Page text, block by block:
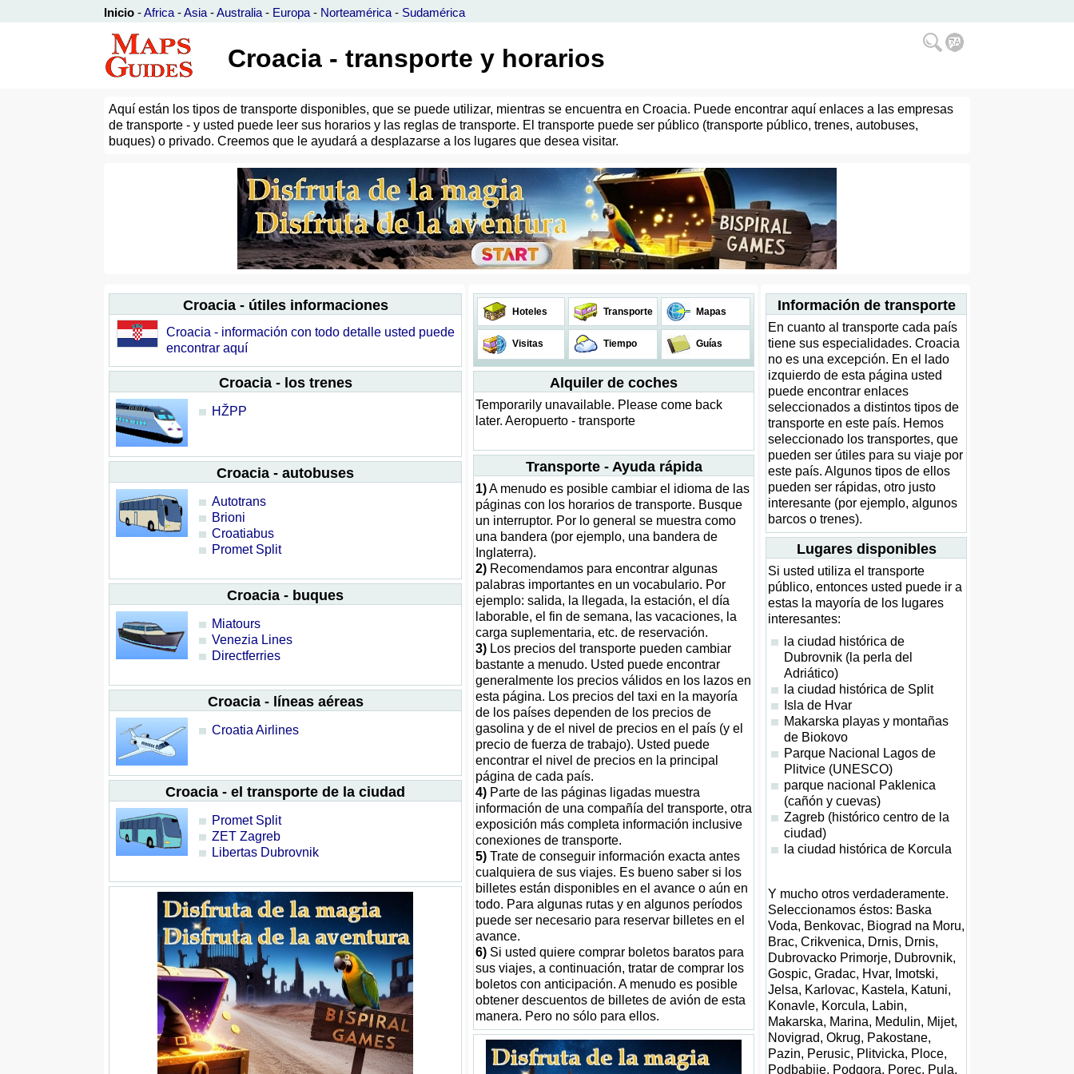
Inicio -Africa -Asia -Australia - Europa - Norteamérica - Sudamérica
Croacia - transporte y horarios
Aquí están los tipos de transporte disponibles, que se puede utilizar, mientras se encuentra en Croacia. Puede encontrar aquí enlaces a las empresas
de transporte - y usted puede leer sus horarios y las reglas de transporte. El transporte puede ser público (transporte público, trenes, autobuses,
buques) o privado. Creemos que le ayudará a desplazarse a los lugares que desea visitar.
Croacia - útiles informaciones
Croacia - información con todo detalle usted puede
encontrar aquí
Croacia - los trenes
HŽPP
Croacia - autobuses
Autotrans
Brioni
Croatiabus
Promet Split
Croacia - buques
Miatours
Venezia Lines
Directferries
Croacia - líneas aéreas
Croatia Airlines
Croacia - el transporte de la ciudad
Promet Split
ZET Zagreb
Libertas Dubrovnik
Hoteles Transporte Mapas
Visitas Tiempo Guías
Alquiler de coches
Temporarily unavailable. Please come back
later. Aeropuerto - transporte
Transporte - Ayuda rápida
1)A menudo es posible cambiar el idioma de las
páginas con los horarios de transporte. Busque
un interruptor. Por lo general se muestra como
una bandera (por ejemplo, una bandera de
Inglaterra).
2) Recomendamos para encontrar algunas
palabras importantes en un vocabulario. Por
ejemplo: salida, la llegada, la estación, el día
laborable, el fin de semana, las vacaciones, la
carga suplementaria, etc. de reservación.
3) Los precios del transporte pueden cambiar
bastante a menudo. Usted puede encontrar
generalmente los precios válidos en los lazos en
esta página. Los precios del taxi en la mayoría
de los países dependen de los precios de
gasolina y de el nivel de precios en el país (y el
precio de fuerza de trabajo). Usted puede
encontrar el nivel de precios en la principal
página de cada país.
4) Parte de las páginas ligadas muestra
información de una compañía del transporte, otra
exposición más completa información inclusive
conexiones de transporte.
5) Trate de conseguir información exacta antes
cualquiera de sus viajes. Es bueno saber si los
billetes están disponibles en el avance o aún en
todo. Para algunas rutas y en algunos períodos
puede ser necesario para reservar billetes en el
avance.
6) Si usted quiere comprar boletos baratos para
sus viajes, a continuación, tratar de comprar los
boletos con anticipación. A menudo es posible
obtener descuentos de billetes de avión de esta
manera. Pero no sólo para ellos.
Información de transporte
En cuanto al transporte cada país
tiene sus especialidades. Croacia
no es una excepción. En el lado
izquierdo de esta página usted
puede encontrar enlaces
seleccionados a distintos tipos de
transporte en este país. Hemos
seleccionado los transportes, que
pueden ser útiles para su viaje por
este país. Algunos tipos de ellos
pueden ser rápidas, otro justo
interesante (por ejemplo, algunos
barcos o trenes).
Lugares disponibles
Si usted utiliza el transporte
público, entonces usted puede ir a
estas la mayoría de los lugares
interesantes:
la ciudad histórica de
Dubrovnik (la perla del
Adriático)
la ciudad histórica de Split
Isla de Hvar
Makarska playas y montañas
de Biokovo
Parque Nacional Lagos de
Plitvice (UNESCO)
parque nacional Paklenica
(cañón y cuevas)
Zagreb (histórico centro de la
ciudad)
la ciudad histórica de Korcula
Y mucho otros verdaderamente.
Seleccionamos éstos: Baska
Voda, Benkovac, Biograd na Moru,
Brac, Crikvenica, Drnis, Drnis,
Dubrovacko Primorje, Dubrovnik,
Gospic, Gradac, Hvar, Imotski,
Jelsa, Karlovac, Kastela, Katuni,
Konavle, Korcula, Labin,
Makarska, Marina, Medulin, Mijet,
Novigrad, Okrug, Pakostane,
Pazin, Perusic, Plitvicka, Ploce,
Podbabije, Podgora, Porec, Pula,